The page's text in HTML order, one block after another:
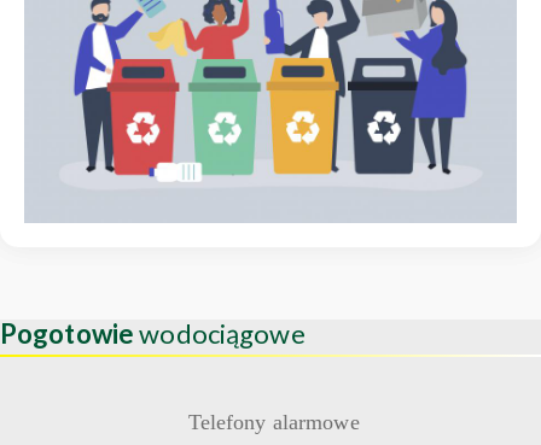
Pogotowiewodociągowe
Telefony alarmowe